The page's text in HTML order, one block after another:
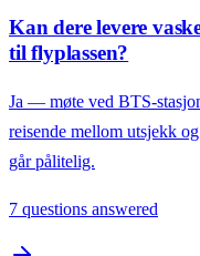
Kan dere levere
til flyplassen?
Ja — møte ved BTS-
reisende mellom utsjekk
går pålitelig.
7 questions answered